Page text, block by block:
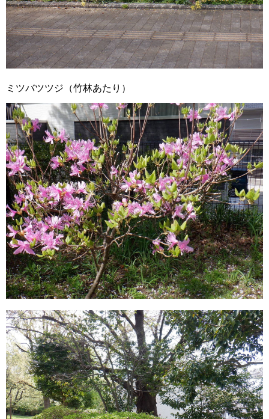
ミツバツツジ（竹林あたり）